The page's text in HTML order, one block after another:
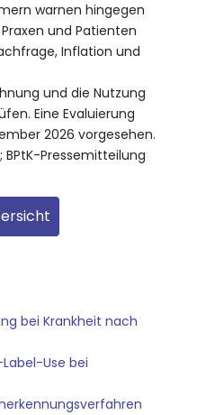
warnen hingegen
und Patienten
Inflation und
und die Nutzung
Eine Evaluierung
2026 vorgesehen.
BPtK-Pressemitteilung
bei Krankheit nach
Use bei